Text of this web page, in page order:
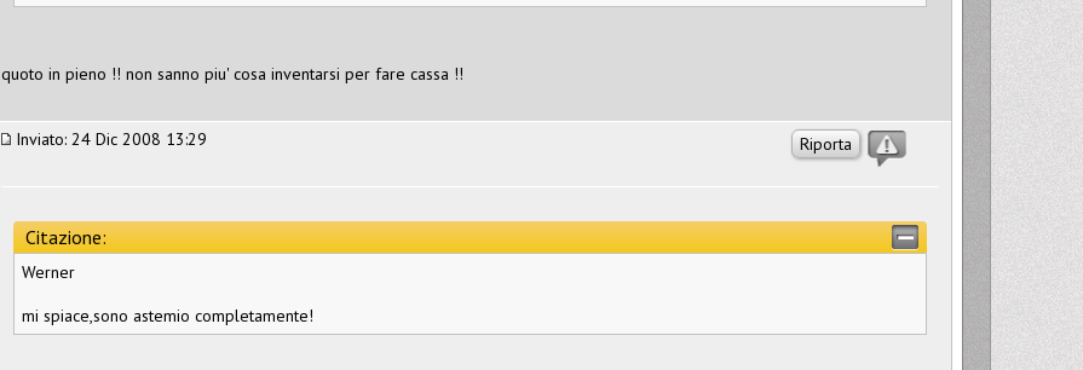
quoto in pieno !! non sanno piu' cosa inventarsi per fare cassa !!
Riporta
Inviato: 24 Dic 2008 13:29
Citazione:
Werner
mi spiace,sono astemio completamente!